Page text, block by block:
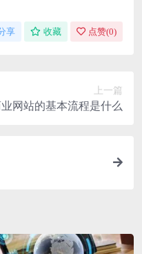
享 收藏 点赞(0)
上一篇
网站的基本流程是什么